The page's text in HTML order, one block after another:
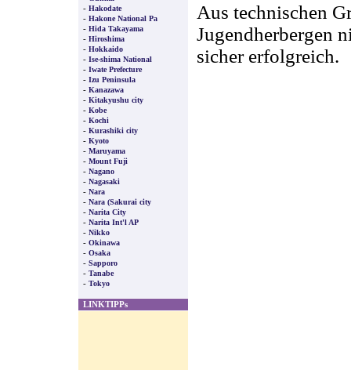
- Hakodate
- Hakone National Pa
- Hida Takayama
- Hiroshima
- Hokkaido
- Ise-shima National
- Iwate Prefecture
- Izu Peninsula
- Kanazawa
- Kitakyushu city
- Kobe
- Kochi
- Kurashiki city
- Kyoto
- Maruyama
- Mount Fuji
- Nagano
- Nagasaki
- Nara
- Nara (Sakurai city
- Narita City
- Narita Int'l AP
- Nikko
- Okinawa
- Osaka
- Sapporo
- Tanabe
- Tokyo
LINKTIPPs
Aus technischen
Jugendherbergen
sicher erfolgreich.